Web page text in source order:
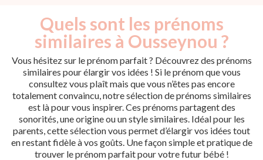
Quels sont les prénoms
similaires à Ousseynou ?
Vous hésitez sur le prénom parfait ? Découvrez des prénoms
similaires pour élargir vos idées ! Si le prénom que vous
consultez vous plaît mais que vous n’êtes pas encore
totalement convaincu, notre sélection de prénoms similaires
est là pour vous inspirer. Ces prénoms partagent des
sonorités, une origine ou un style similaires. Idéal pour les
parents, cette sélection vous permet d’élargir vos idées tout
en restant fidèle à vos goûts. Une façon simple et pratique de
trouver le prénom parfait pour votre futur bébé !